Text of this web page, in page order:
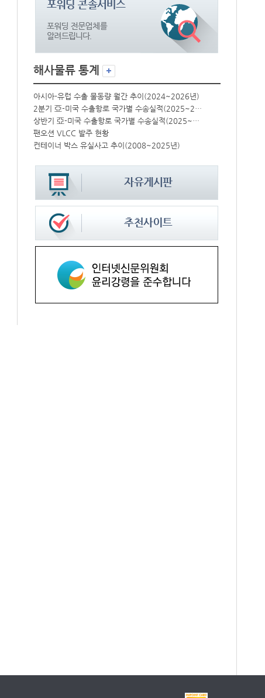
해사물류 통계
아시아-유럽 수출 물동량 월간 추이(2024~2026년)
2분기 亞-미국 수출항로 국가별 수송실적(2025~2026년)
상반기 亞-미국 수출항로 국가별 수송실적(2025~2026년)
팬오션 VLCC 발주 현황
컨테이너 박스 유실사고 추이(2008~2025년)